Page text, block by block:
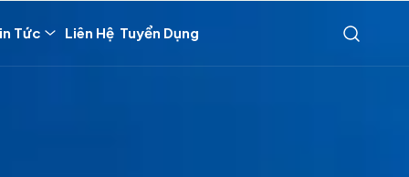
Tức Liên Hệ Tuyển Dụng